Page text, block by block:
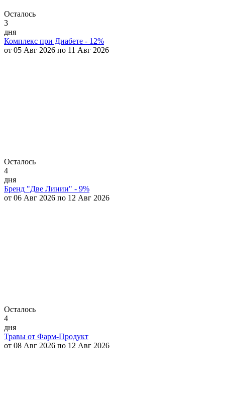
Осталось
3
дня
Комплекс при Диабете - 12%
от 05 Авг 2026 по 11 Авг 2026
Осталось
4
дня
Бренд "Две Линии" - 9%
от 06 Авг 2026 по 12 Авг 2026
Осталось
4
дня
Травы от Фарм-Продукт
от 08 Авг 2026 по 12 Авг 2026